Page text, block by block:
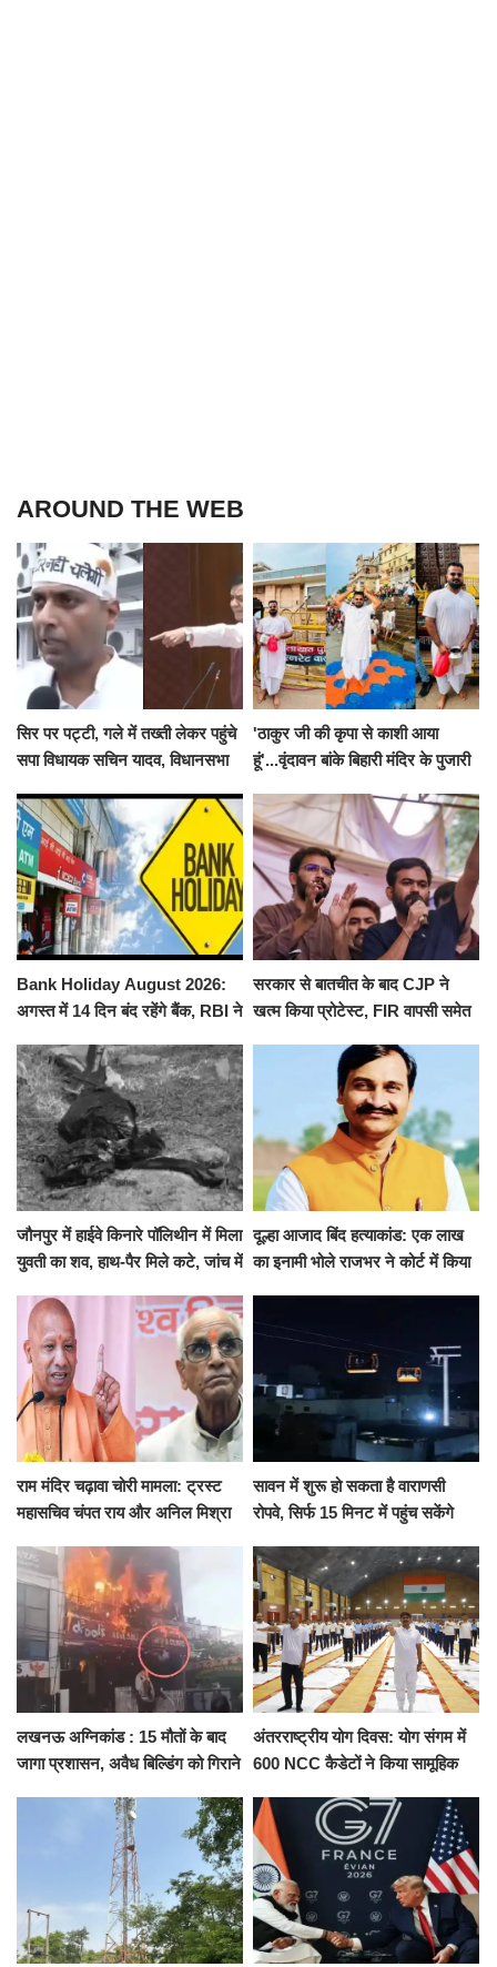
AROUND THE WEB
सिर पर पट्टी, गले में तख्ती लेकर पहुंचे
सपा विधायक सचिन यादव, विधानसभा
निलंबित
'ठाकुर जी की कृपा से काशी आया
हूं'...वृंदावन बांके बिहारी मंदिर के पुजारी
जलाभिषेक
Bank Holiday August 2026:
अगस्त में 14 दिन बंद रहेंगे बैंक, RBI ने
सरकार से बातचीत के बाद CJP ने
खत्म किया प्रोटेस्ट, FIR वापसी समेत
जौनपुर में हाईवे किनारे पॉलिथीन में मिला
युवती का शव, हाथ-पैर मिले कटे, जांच में
दूल्हा आजाद बिंद हत्याकांड: एक लाख
का इनामी भोले राजभर ने कोर्ट में किया
राम मंदिर चढ़ावा चोरी मामला: ट्रस्ट
महासचिव चंपत राय और अनिल मिश्रा
को नहीं...
सावन में शुरू हो सकता है वाराणसी
रोपवे, सिर्फ 15 मिनट में पहुंच सकेंगे
किराया
लखनऊ अग्निकांड : 15 मौतों के बाद
जागा प्रशासन, अवैध बिल्डिंग को गिराने
अंतरराष्ट्रीय योग दिवस: योग संगम में
600 NCC कैडेटों ने किया सामूहिक
संकल्प